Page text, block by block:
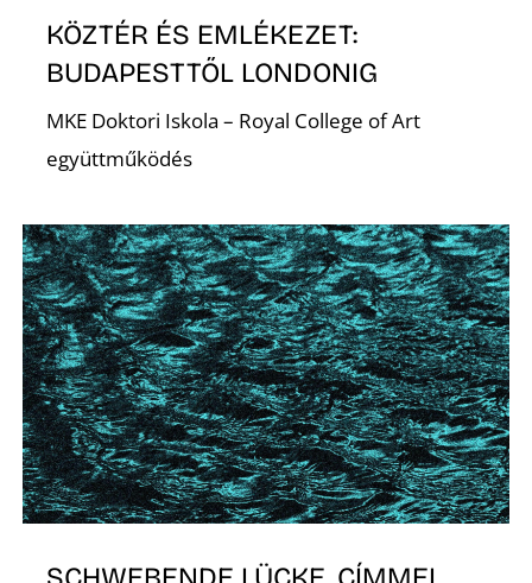
KÖZTÉR ÉS EMLÉKEZET:
BUDAPESTTŐL LONDONIG
MKE Doktori Iskola – Royal College of Art
együttműködés